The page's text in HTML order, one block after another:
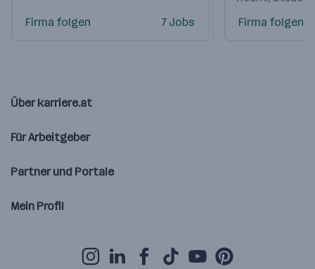
Firma folgen 7 Jobs
Firma folgen
Über karriere.at
Für Arbeitgeber
Partner und Portale
Mein Profil